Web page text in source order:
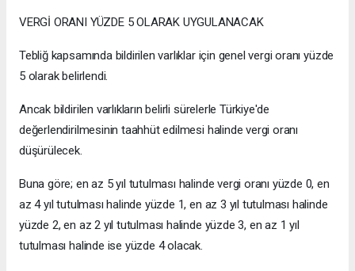
VERGİ ORANI YÜZDE 5 OLARAK UYGULANACAK
Tebliğ kapsamında bildirilen varlıklar için genel vergi oranı yüzde
5 olarak belirlendi.
Ancak bildirilen varlıkların belirli sürelerle Türkiye'de
değerlendirilmesinin taahhüt edilmesi halinde vergi oranı
düşürülecek.
Buna göre; en az 5 yıl tutulması halinde vergi oranı yüzde 0, en
az 4 yıl tutulması halinde yüzde 1, en az 3 yıl tutulması halinde
yüzde 2, en az 2 yıl tutulması halinde yüzde 3, en az 1 yıl
tutulması halinde ise yüzde 4 olacak.